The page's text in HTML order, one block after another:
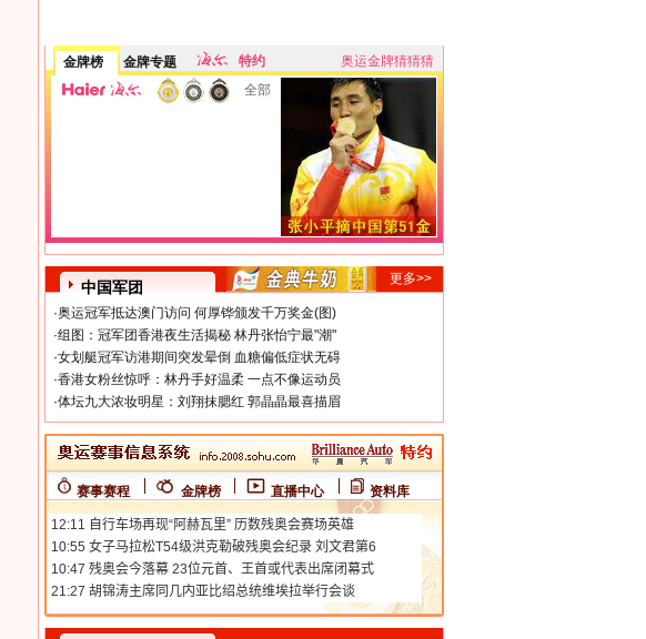
金牌榜 金牌专题 特约
奥运金牌猜猜猜
全部
中国军团
更多>>
·奥运冠军抵达澳门访问 何厚铧颁发千万奖金(图)
·组图：冠军团香港夜生活揭秘 林丹张怡宁最"潮"
·女划艇冠军访港期间突发晕倒 血糖偏低症状无碍
·香港女粉丝惊呼：林丹手好温柔 一点不像运动员
·体坛九大浓妆明星：刘翔抹腮红 郭晶晶最喜描眉
赛事赛程 金牌榜 直播中心 资料库